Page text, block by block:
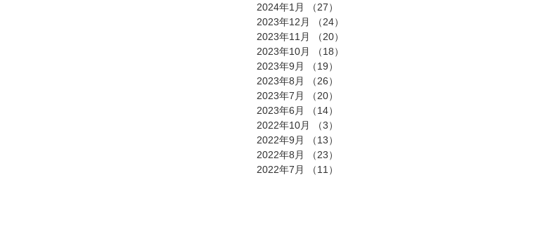
2024年1月
（27）
2023年12月
（24）
2023年11月
（20）
2023年10月
（18）
2023年9月
（19）
2023年8月
（26）
2023年7月
（20）
2023年6月
（14）
2022年10月
（3）
2022年9月
（13）
2022年8月
（23）
2022年7月
（11）